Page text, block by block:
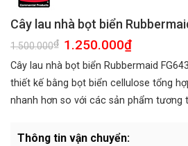
Cây lau nhà bọt biển
1.500.000₫ Giá
gốc
là:
1.500.000₫.
1.250.000₫Giá
tại
là:
1.250.000₫.
Cây lau nhà bọt biển Rubbermaid
thiết kế bằng bọt biển cellulose tổng
nhanh hơn so với các sản phẩm tương
Thông tin vận chuyển: